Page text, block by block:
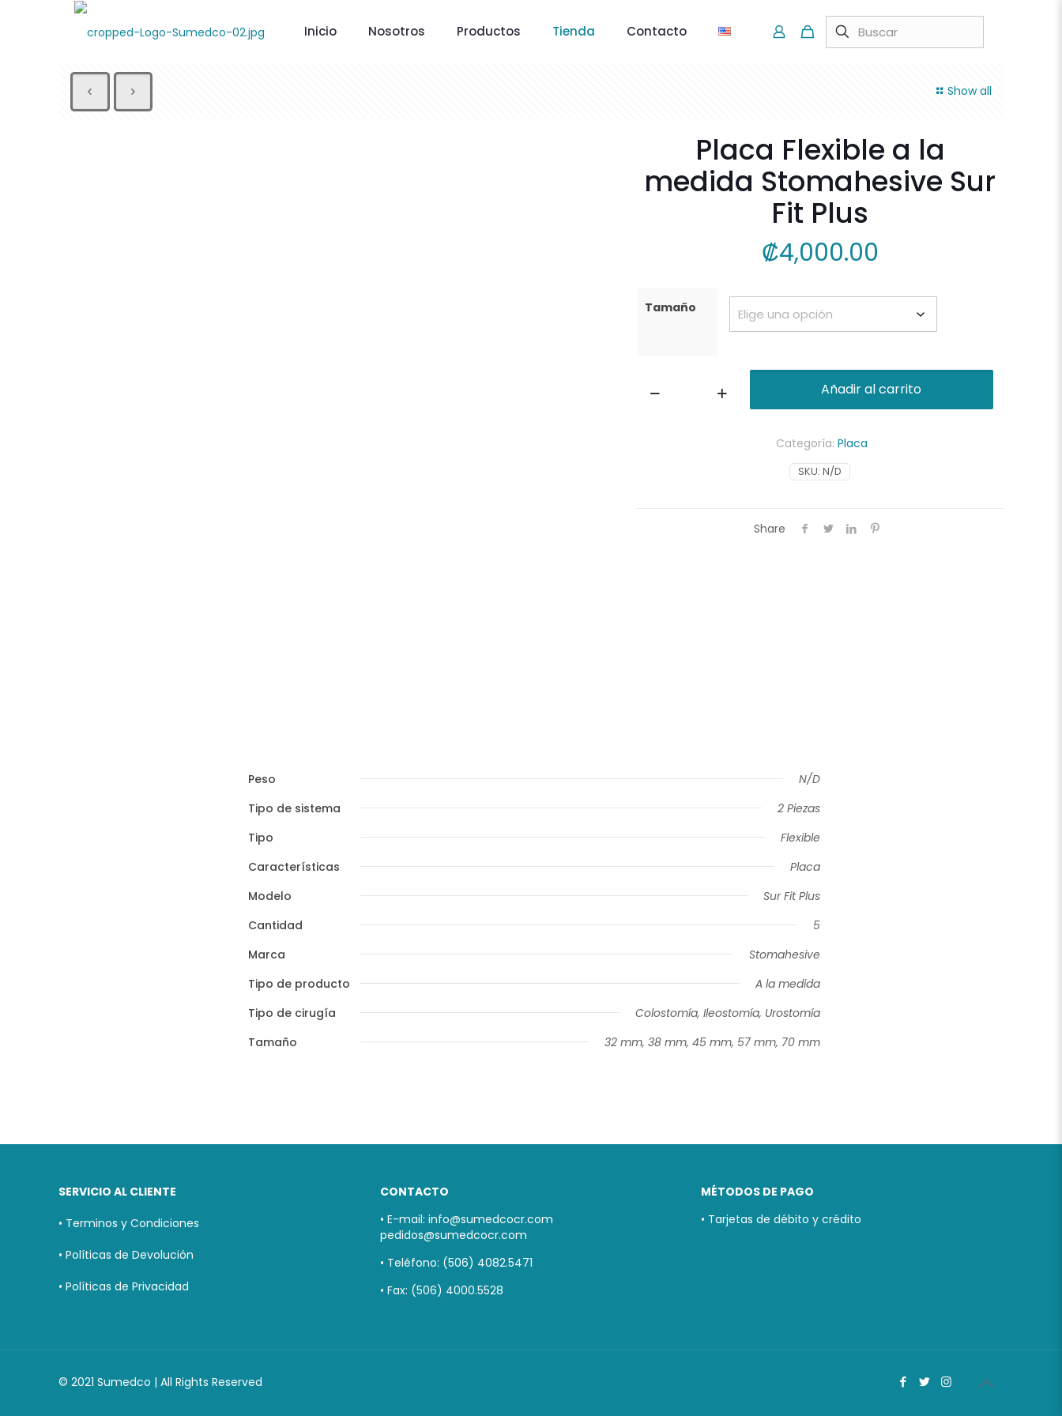
Inicio Nosotros Productos Tienda Contacto
Show all
Placa Flexible a la
medida Stomahesive Sur
Fit Plus
₡4,000.00
Tamaño
Placa
Añadir al carrito
SKU:N/D
Categoría:Placa
Share
Peso
N/D
Tipo de sistema
2 Piezas
Tipo
Flexible
Características
Placa
Modelo
Sur Fit Plus
Cantidad
5
Marca
Stomahesive
Tipo de producto
A la medida
Tipo de cirugía
Colostomía, Ileostomía, Urostomía
Tamaño
32 mm, 38 mm, 45 mm, 57 mm, 70 mm
SERVICIO AL CLIENTE
• Terminos y Condiciones
• Políticas de Devolución
• Políticas de Privacidad
CONTACTO
• E-mail: info@sumedcocr.com
pedidos@sumedcocr.com
• Teléfono: (506) 4082.5471
• Fax: (506) 4000.5528
MÉTODOS DE PAGO
• Tarjetas de débito y crédito
© 2021 Sumedco | All Rights Reserved